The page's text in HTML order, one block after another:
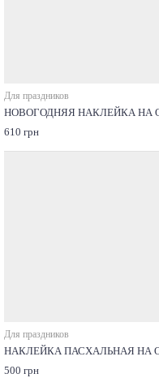
Для праздников
НОВОГОДНЯЯ НАКЛЕЙКА НА
610 грн
Для праздников
НАКЛЕЙКА ПАСХАЛЬНАЯ НА
500 грн